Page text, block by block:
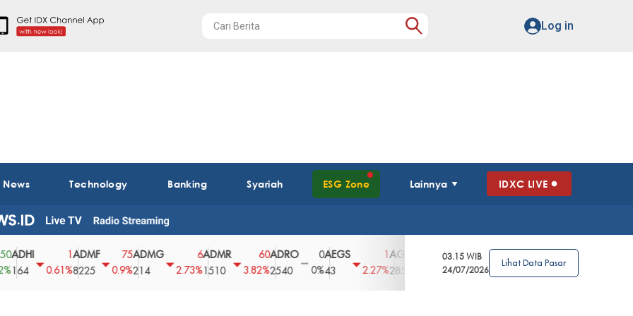
Log in
Technology Banking Syariah ESG Zone Lainnya IDXC LIVE
0.61%
ADMF
8225
75
0.9%
ADMG
214
2.73%
ADMR
1510
60
3.82%
ADRO
2540
0
0%
AEGS
2.27% 2850
3.39%
AGRO
4
2.63%
AGRS
0%
03.15 WIB
24/07/2026
Lihat Data Pasar